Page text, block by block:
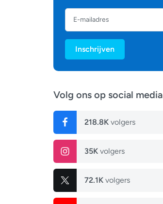
Inschrijven
Volg ons op social media
218.8K volgers
35K volgers
72.1K volgers